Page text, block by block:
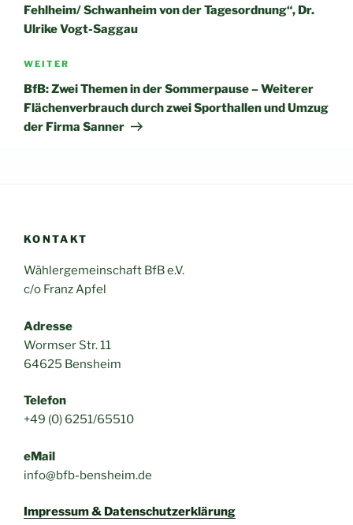
Fehlheim/ Schwanheim von der Tagesordnung“, Dr.
Ulrike Vogt-Saggau
Nächster
Beitrag
WEITER
BfB: Zwei Themen in der Sommerpause – Weiterer
Flächenverbrauch durch zwei Sporthallen und Umzug
der Firma Sanner
KONTAKT
Wählergemeinschaft BfB e.V.
c/o Franz Apfel
Adresse
Wormser Str. 11
64625 Bensheim
Telefon
+49 (0) 6251/65510
eMail
info@bfb-bensheim.de
Impressum & Datenschutzerklärung